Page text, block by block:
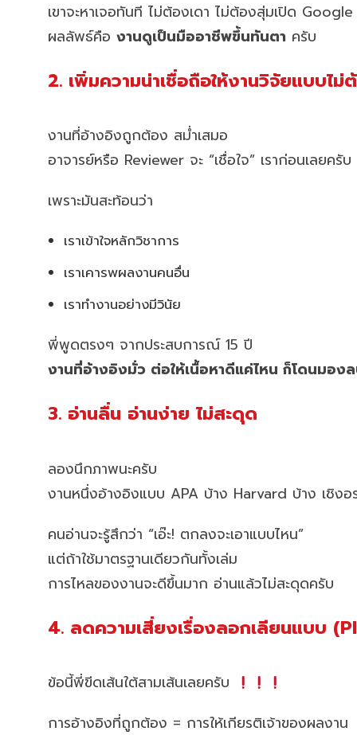
เขาจะหาเจอทันที ไม่ต้องเดา ไม่ต้องสุ่มเปิด
ผลลัพธ์คือ งานดูเป็นมืออาชีพขึ้นทันตา ครับ
2. เพิ่มความน่าเชื่อถือให้งานวิจัยแบบไม่
งานที่อ้างอิงถูกต้อง สม่ำเสมอ
อาจารย์หรือ Reviewer จะ “เชื่อใจ” เราก่อนเลยครับ
เพราะมันสะท้อนว่า
เราเข้าใจหลักวิชาการ
เราเคารพผลงานคนอื่น
เราทำงานอย่างมีวินัย
พี่พูดตรงๆ จากประสบการณ์ 15 ปี
งานที่อ้างอิงมั่ว ต่อให้เนื้อหาดีแค่ไหน ก็โดนมอง
3. อ่านลื่น อ่านง่าย ไม่สะดุด
ลองนึกภาพนะครับ
งานหนึ่งอ้างอิงแบบ APA บ้าง Harvard บ้าง เชิงอ
คนอ่านจะรู้สึกว่า “เอ๊ะ! ตกลงจะเอาแบบไหน”
แต่ถ้าใช้มาตรฐานเดียวกันทั้งเล่ม
การไหลของงานจะดีขึ้นมาก อ่านแล้วไม่สะดุดครับ
4. ลดความเสี่ยงเรื่องลอกเลียนแบบ
ข้อนี้พี่ขีดเส้นใต้สามเส้นเลยครับ
การอ้างอิงที่ถูกต้อง = การให้เกียรติเจ้าของผลงาน